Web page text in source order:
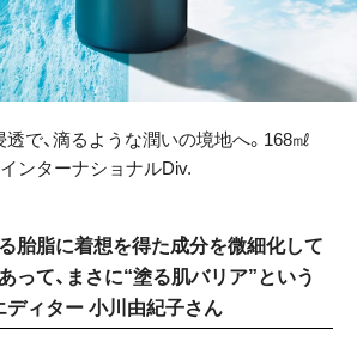
透で、滴るような潤いの境地へ。168㎖
ンターナショナルDiv.
胎脂に着想を得た成分を微細化して
って、まさに“塗る肌バリア”という
ィター 小川由紀子さん